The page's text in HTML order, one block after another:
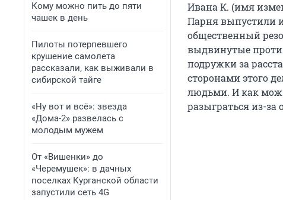
Кому можно пить до пяти
чашек в день
Пилоты потерпевшего
крушение самолета
рассказали, как выживали в
сибирской тайге
«Ну вот и всё»: звезда
«Дома-2» развелась с
молодым мужем
От «Вишенки» до
«Черемушек»: в дачных
поселках Курганской области
запустили сеть 4G
Ивана К. (имя
Парня выпустили
общественный
выдвинутые
подружки за
сторонами этого
людьми. И как
разыграться из-